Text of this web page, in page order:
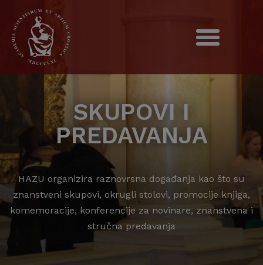
SKUPOVI I
PREDAVANJA
HAZU organizira raznovrsna događanja kao što su
znanstveni skupovi, okrugli stolovi, promocije knjiga,
komemoracije, konferencije za novinare, znanstvena i
stručna predavanja